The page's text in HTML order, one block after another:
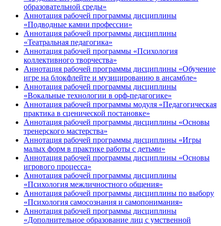
образовательной среды»
Аннотация рабочей программы дисциплины
«Подводные камни профессии»
Аннотация рабочей программы дисциплины
«Театральная педагогика»
Аннотация рабочей программы «Психология
коллективного творчества»
Аннотация рабочей программы дисциплины «Обучение
игре на блокфлейте и музицированию в ансамбле»
Аннотация рабочей программы дисциплины
«Вокальные технологии в орф-педагогике»
Аннотация рабочей программы модуля «Педагогическая
практика в сценической постановке»
Аннотация рабочей программы дисциплины «Основы
тренерского мастерства»
Аннотация рабочей программы дисциплины «Игры
малых форм в практике работы с детьми»
Аннотация рабочей программы дисциплины «Основы
игрового процесса»
Аннотация рабочей программы дисциплины
«Психология межличностного общения»
Аннотация рабочей программы дисциплины по выбору
«Психология самосознания и самопонимания»
Аннотация рабочей программы дисциплины
«Дополнительное образование лиц с умственной